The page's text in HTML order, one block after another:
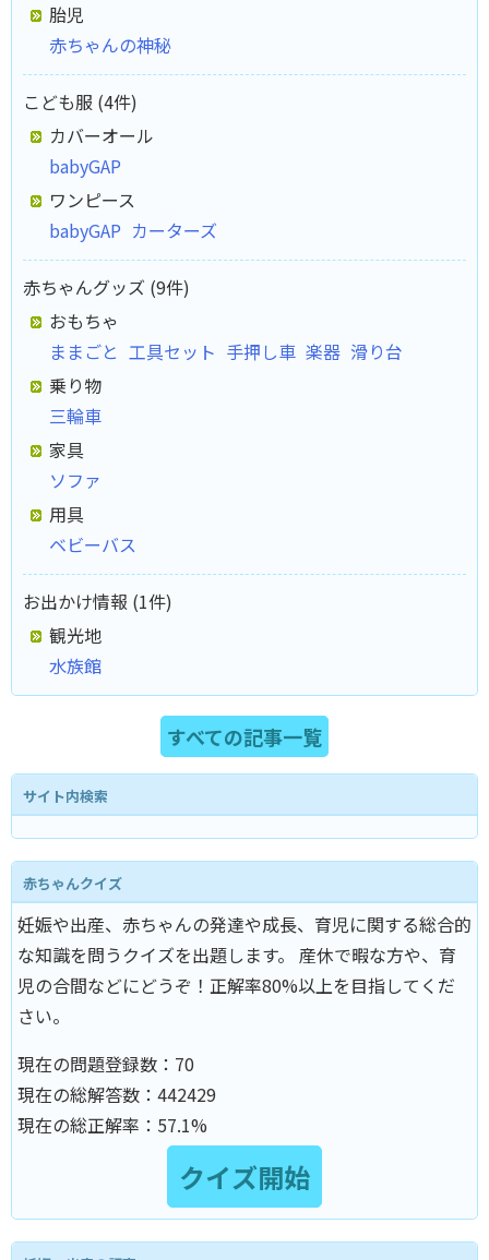
胎児
赤ちゃんの神秘
こども服 (4件)
カバーオール
babyGAP
ワンピース
babyGAP カーターズ
赤ちゃんグッズ (9件)
おもちゃ
ままごと 工具セット 手押し車 楽器 滑り台
乗り物
三輪車
家具
ソファ
用具
ベビーバス
お出かけ情報 (1件)
観光地
水族館
すべての記事一覧
サイト内検索
赤ちゃんクイズ
妊娠や出産、赤ちゃんの発達や成長、育児に関する総合的
な知識を問うクイズを出題します。 産休で暇な方や、育
児の合間などにどうぞ！正解率80%以上を目指してくだ
さい。
現在の問題登録数： 70
現在の総解答数： 442429
現在の総正解率： 57.1%